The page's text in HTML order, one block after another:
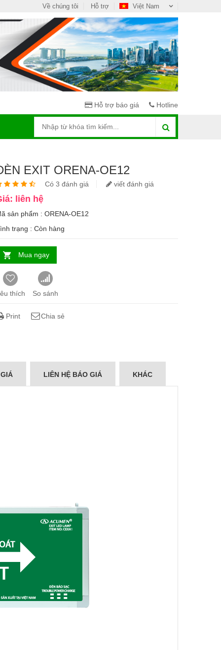
Việt Nam
Về chúng tôi Hỗ trợ
Hỗ trợ báo giá Hotline
EXIT ORENA-OE12
Có 3 đánh giá viết đánh giá
liên hệ
sản phẩm : ORENA-OE12
trạng : Còn hàng
Mua ngay
thích So sánh
Print Chia sẻ
LIÊN HỆ BÁO GIÁ KHÁC